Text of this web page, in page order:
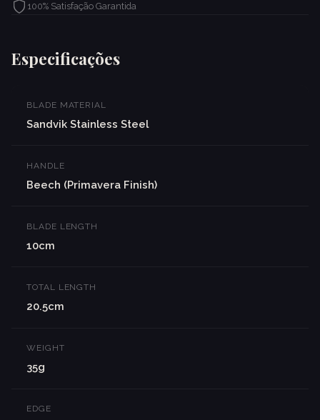
100% Satisfação Garantida
Especificações
BLADE MATERIAL
Sandvik Stainless Steel
HANDLE
Beech (Primavera Finish)
BLADE LENGTH
10cm
TOTAL LENGTH
20.5cm
WEIGHT
35g
EDGE